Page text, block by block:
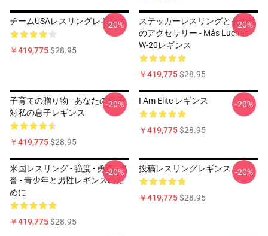
チームUSAレスリングレギンス
￥419,775$28.95
-20%
ステッカーレスリングとその他
のアクセサリー - Más Luchas
W-20レギンス
￥419,775$28.95
-20%
子育ての贈り物 - あなたの息子
対私の息子レギンス
￥419,775$28.95
-20% I Am Elite レギンス
￥419,775$28.95
-20%
米国レスリング - 強度 - 勇気 - 名
誉 - 青少年と男性レギンスのた
めに
￥419,775$28.95
-20% 投稿レスリングレギンス
￥419,775$28.95
-20%